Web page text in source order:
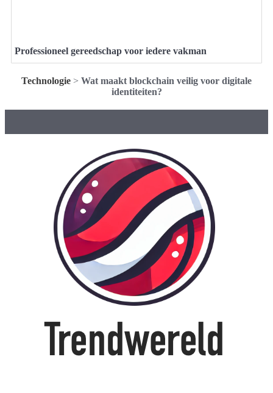
Professioneel gereedschap voor iedere vakman
Technologie > Wat maakt blockchain veilig voor digitale
identiteiten?